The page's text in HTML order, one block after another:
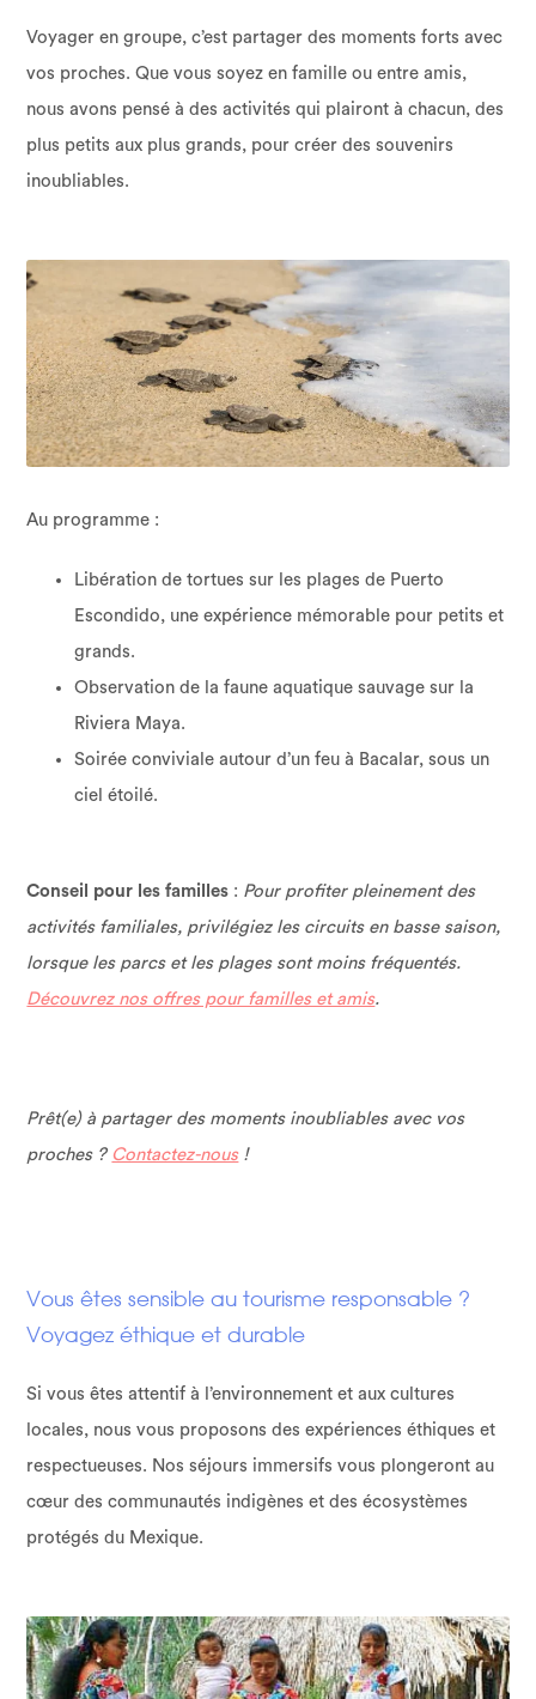
Voyager en groupe, c’est partager des moments forts avec
vos proches. Que vous soyez en famille ou entre amis,
nous avons pensé à des activités qui plairont à chacun, des
plus petits aux plus grands, pour créer des souvenirs
inoubliables.
Au programme :
Libération de tortues sur les plages de Puerto
Escondido, une expérience mémorable pour petits et
grands.
Observation de la faune aquatique sauvage sur la
Riviera Maya.
Soirée conviviale autour d’un feu à Bacalar, sous un
ciel étoilé.
Conseil pour les familles : Pour profiter pleinement des
activités familiales, privilégiez les circuits en basse saison,
lorsque les parcs et les plages sont moins fréquentés.
Découvrez nos offres pour familles et amis.
Prêt(e) à partager des moments inoubliables avec vos
proches ? Contactez-nous!
Vous êtes sensible au tourisme responsable ?
Voyagez éthique et durable
Si vous êtes attentif à l’environnement et aux cultures
locales, nous vous proposons des expériences éthiques et
respectueuses. Nos séjours immersifs vous plongeront au
cœur des communautés indigènes et des écosystèmes
protégés du Mexique.